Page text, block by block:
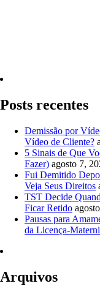
Posts recentes
Demissão por
Vídeo de Cliente?
5 Sinais de Que
Fazer) agosto 7,
Fui Demitido
Veja Seus Direitos
TST Decide
Ficar Retido
Pausas para
da Licença-
Arquivos